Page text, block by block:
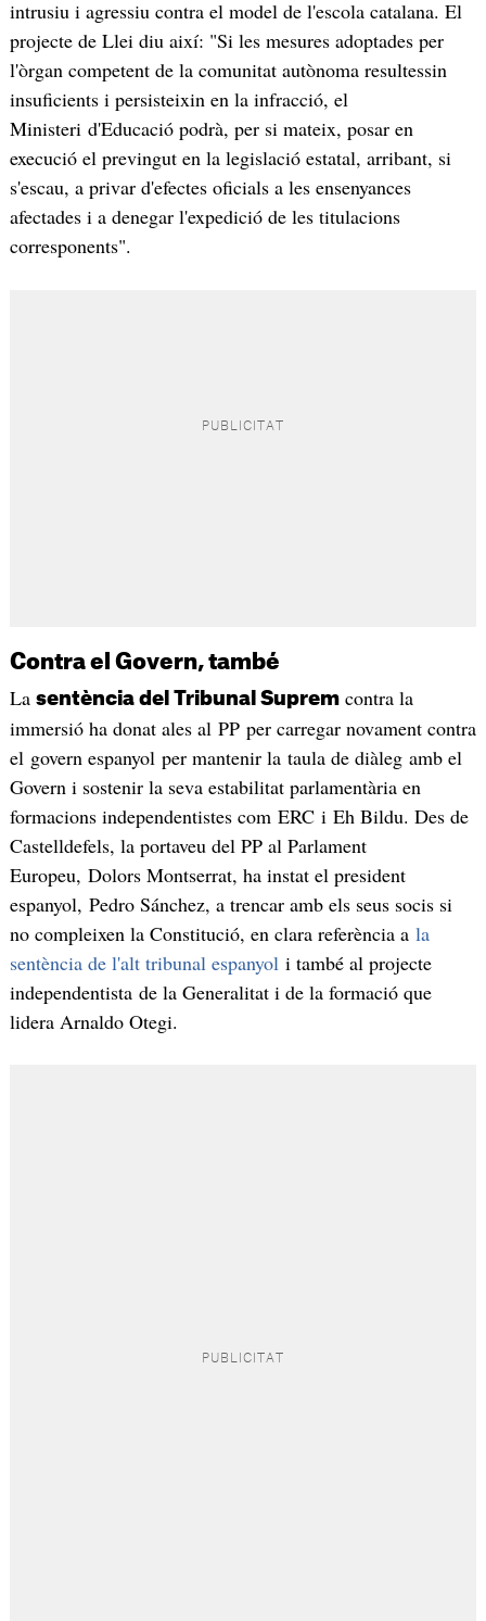
intrusiu i agressiu contra el model de l'escola catalana. El
projecte de Llei diu així: "Si les mesures adoptades per
l'òrgan competent de la comunitat autònoma resultessin
insuficients i persisteixin en la infracció, el
Ministeri d'Educació podrà, per si mateix, posar en
execució el previngut en la legislació estatal, arribant, si
s'escau, a privar d'efectes oficials a les ensenyances
afectades i a denegar l'expedició de les titulacions
corresponents".
Contra el Govern, també
La sentència del Tribunal Supremcontra la
immersió ha donat ales al PP per carregar novament contra
el govern espanyol per mantenir la taula de diàleg amb el
Govern i sostenir la seva estabilitat parlamentària en
formacions independentistes com ERC i Eh Bildu. Des de
Castelldefels, la portaveu del PP al Parlament
Europeu, Dolors Montserrat, ha instat el president
espanyol, Pedro Sánchez, a trencar amb els seus socis si
no compleixen la Constitució, en clara referència a la
sentència de l'alt tribunal espanyol i també al projecte
independentista de la Generalitat i de la formació que
lidera Arnaldo Otegi.